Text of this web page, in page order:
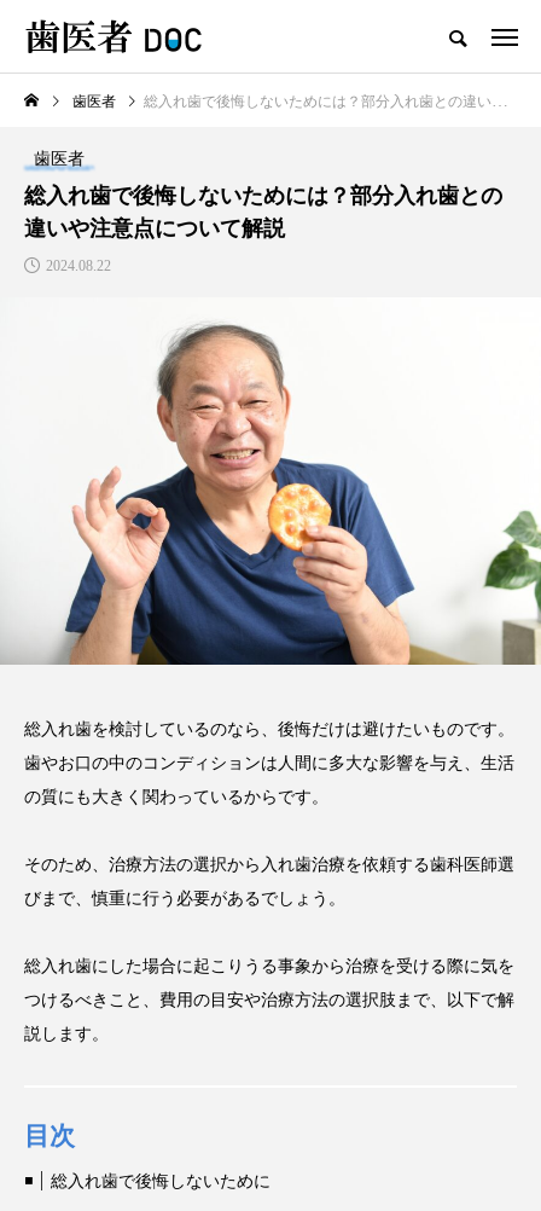
TOP
新着記事
歯医者
セラミックの歯の磨き方は普
通の歯と同じで大丈夫？正し
い磨き方や注意点、長持ちさ
せるポイントを解説
2025.12.21
注目のトピック
コラム セラミック
歯医者 総入れ歯で後悔しないためには？部分入れ歯との違いや注意点について解説
歯医者
総入れ歯で後悔しないためには？部分入れ歯との
違いや注意点について解説
2024.08.22
総入れ歯を検討しているのなら、後悔だけは避けたいものです。
歯やお口の中のコンディションは人間に多大な影響を与え、生活
の質にも大きく関わっているからです。
そのため、治療方法の選択から入れ歯治療を依頼する歯科医師選
びまで、慎重に行う必要があるでしょう。
総入れ歯にした場合に起こりうる事象から治療を受ける際に気を
つけるべきこと、費用の目安や治療方法の選択肢まで、以下で解
説します。
目次
総入れ歯で後悔しないために